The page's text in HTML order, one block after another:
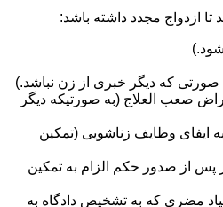
تا ازدواج مجدد داشته باشد:
صورتی که دیگر خبری از زن نباشد.)
صعب العلاج (به صورتیکه دیگر
ایفای وظایف زناشویی (تمکین
از صدور حکم الزام به تمکین
مضری که به تشخیص دادگاه به